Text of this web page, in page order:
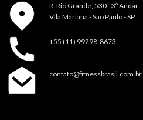
R. Rio Grande, 530 - 3º Andar -
Vila Mariana - São Paulo - SP
+55 (11) 99298-8673
contato@fitnessbrasil.com.br